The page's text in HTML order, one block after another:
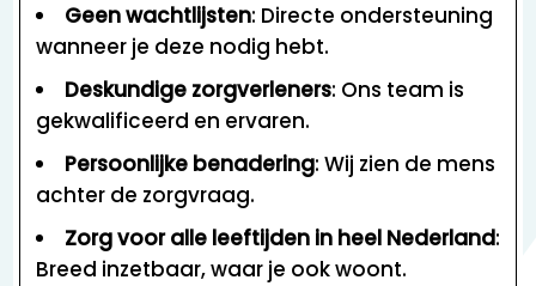
Geen wachtlijsten: Directe ondersteuning
wanneer je deze nodig hebt.
Deskundige zorgverleners: Ons team is
gekwalificeerd en ervaren.
Persoonlijke benadering: Wij zien de mens
achter de zorgvraag.
Zorg voor alle leeftijden in heel Nederland:
Breed inzetbaar, waar je ook woont.